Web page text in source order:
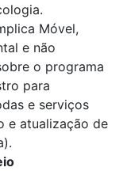
Móvel,
e não
o programa
para
e serviços
e atualização de